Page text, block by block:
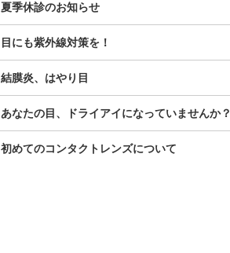
夏季休診のお知らせ
目にも紫外線対策を！
結膜炎、はやり目
あなたの目、ドライアイになっていませんか？
初めてのコンタクトレンズについて